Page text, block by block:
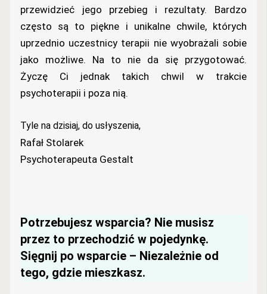
przewidzieć jego przebieg i rezultaty. Bardzo
często są to piękne i unikalne chwile, których
uprzednio uczestnicy terapii nie wyobrażali sobie
jako możliwe. Na to nie da się przygotować.
Życzę Ci jednak takich chwil w trakcie
psychoterapii i poza nią.
Tyle na dzisiaj, do usłyszenia,
Rafał Stolarek
Psychoterapeuta Gestalt
Potrzebujesz wsparcia? Nie musisz
przez to przechodzić w pojedynkę.
Sięgnij po wsparcie – Niezależnie od
tego, gdzie mieszkasz.